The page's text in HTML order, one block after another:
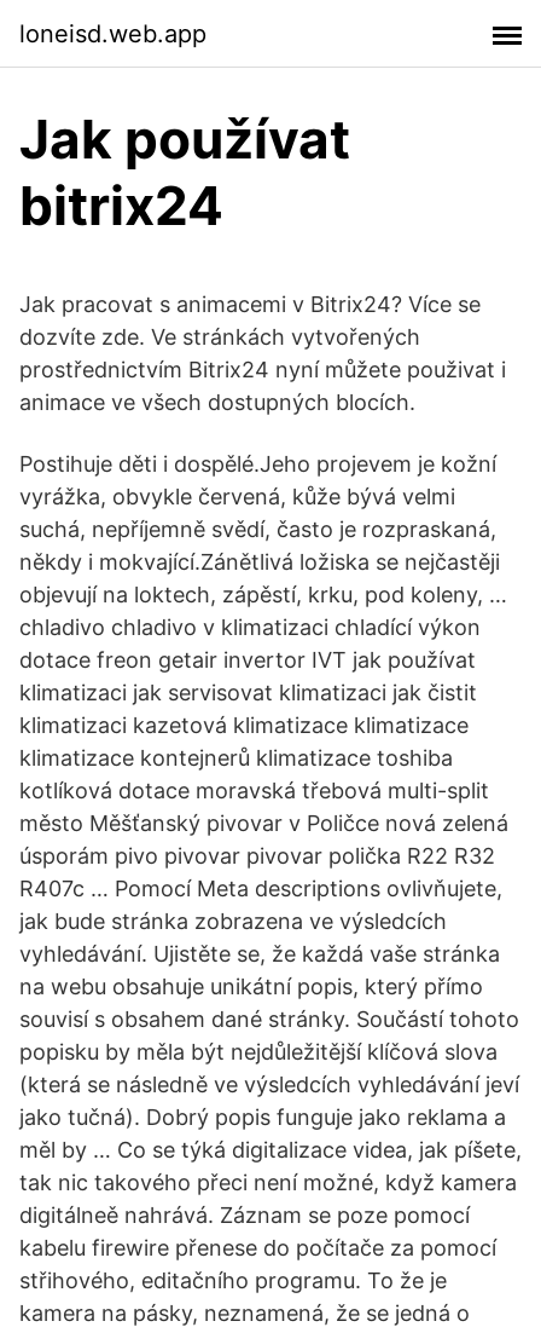
loneisd.web.app
Jak používat
bitrix24
Jak pracovat s animacemi v Bitrix24? Více se
dozvíte zde. Ve stránkách vytvořených
prostřednictvím Bitrix24 nyní můžete použivat i
animace ve všech dostupných blocích.
Postihuje děti i dospělé.Jeho projevem je kožní
vyrážka, obvykle červená, kůže bývá velmi
suchá, nepříjemně svědí, často je rozpraskaná,
někdy i mokvající.Zánětlivá ložiska se nejčastěji
objevují na loktech, zápěstí, krku, pod koleny, …
chladivo chladivo v klimatizaci chladící výkon
dotace freon getair invertor IVT jak používat
klimatizaci jak servisovat klimatizaci jak čistit
klimatizaci kazetová klimatizace klimatizace
klimatizace kontejnerů klimatizace toshiba
kotlíková dotace moravská třebová multi-split
město Měšťanský pivovar v Poličce nová zelená
úsporám pivo pivovar pivovar polička R22 R32
R407c … Pomocí Meta descriptions ovlivňujete,
jak bude stránka zobrazena ve výsledcích
vyhledávání. Ujistěte se, že každá vaše stránka
na webu obsahuje unikátní popis, který přímo
souvisí s obsahem dané stránky. Součástí tohoto
popisku by měla být nejdůležitější klíčová slova
(která se následně ve výsledcích vyhledávání jeví
jako tučná). Dobrý popis funguje jako reklama a
měl by … Co se týká digitalizace videa, jak píšete,
tak nic takového přeci není možné, když kamera
digitálneě nahrává. Záznam se poze pomocí
kabelu firewire přenese do počítače za pomocí
střihového, editačního programu. To že je
kamera na pásky, neznamená, že se jedná o